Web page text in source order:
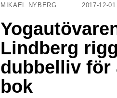
MIKAEL NYBERG 2017-12-01
Lindberg
dubbelliv för
bok